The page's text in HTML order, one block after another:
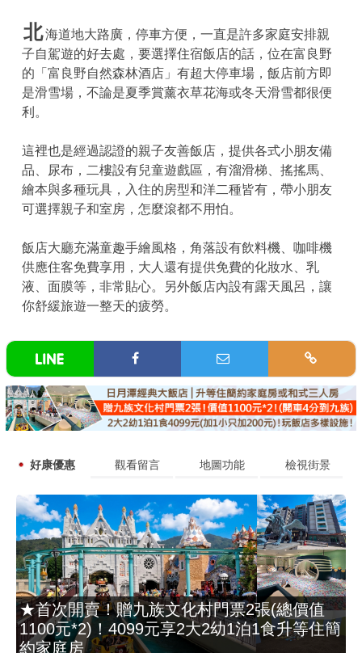
北海道地大路廣，停車方便，一直是許多家庭安排親
子自駕遊的好去處，要選擇住宿飯店的話，位在富良野
的「富良野自然森林酒店」有超大停車場，飯店前方即
是滑雪場，不論是夏季賞薰衣草花海或冬天滑雪都很便
利。
這裡也是經過認證的親子友善飯店，提供各式小朋友備
品、尿布，二樓設有兒童遊戲區，有溜滑梯、搖搖馬、
繪本與多種玩具，入住的房型和洋二種皆有，帶小朋友
可選擇親子和室房，怎麼滾都不用怕。
飯店大廳充滿童趣手繪風格，角落設有飲料機、咖啡機
供應住客免費享用，大人還有提供免費的化妝水、乳
液、面膜等，非常貼心。另外飯店內設有露天風呂，讓
你舒緩旅遊一整天的疲勞。
好康優惠 觀看留言 地圖功能 檢視街景
★首次開賣！贈九族文化村門票2張(總價值
1100元*2)！4099元享2大2幼1泊1食升等住簡
約家庭房